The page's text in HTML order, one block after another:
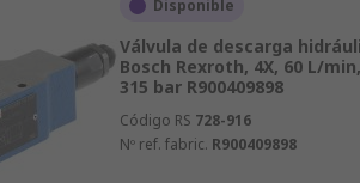
Disponible
Válvula de descarga
Bosch Rexroth, 4X, 60 L/min,
315 bar R900409898
Código RS 728-916
Nº ref. fabric. R900409898